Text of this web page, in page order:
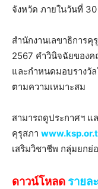
จังหวัด ภายในวันที่
สำนักงานเลขาธิการ
2567 คำวินิจฉัยของ
และกำหนดมอบรางวั
ตามความเหมาะสม
สามารถดูประกาศฯ แ
คุรุสภา
เสริมวิชาชีพ กลุ่มยกย่
ดาวน์โหลด รายล